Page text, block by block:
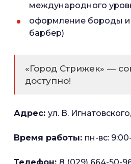
международного
оформление бороды и
барбер)
«Город Стрижек» —
доступно!
Адрес: ул. В.
Время работы: пн-вс: